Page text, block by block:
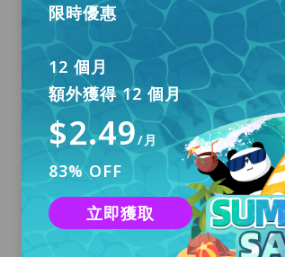
限時優惠
12 個月
額外獲得 12 個月
$2.49/月
83% OFF
立即獲取